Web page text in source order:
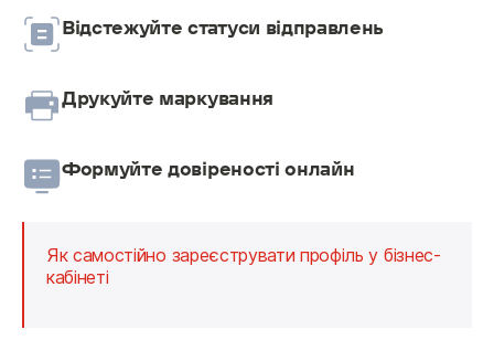
Відстежуйте статуси відправлень
Друкуйте маркування
Формуйте довіреності онлайн
Як самостійно зареєструвати профіль у бізнес-
кабінеті